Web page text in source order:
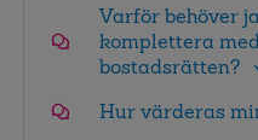
Varför behöver
komplettera
bostadsrätten?
Hur värderas